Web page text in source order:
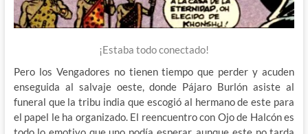
¡Estaba todo conectado!
Pero los Vengadores no tienen tiempo que perder y acuden
enseguida al salvaje oeste, donde Pájaro Burlón asiste al
funeral que la tribu india que escogió al hermano de este para
el papel le ha organizado. El reencuentro con Ojo de Halcón es